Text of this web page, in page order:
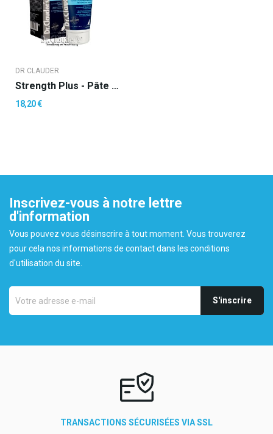
DR CLAUDER
Strength Plus - Pâte Pour Chiennes Et Chiots
18,20 €
Inscrivez-vous à notre lettre
d'information
Vous pouvez vous désinscrire à tout moment. Vous trouverez
pour cela nos informations de contact dans les conditions
d'utilisation du site.
TRANSACTIONS SÉCURISÉES VIA SSL